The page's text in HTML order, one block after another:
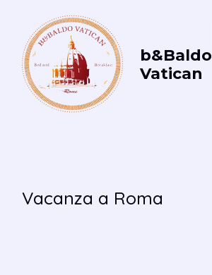
contenuto
b&Baldo
Vatican
Vacanza a Roma